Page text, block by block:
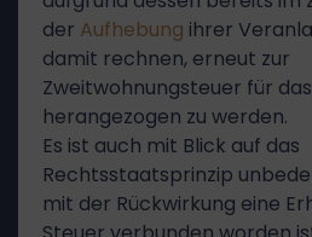
der Aufhebung ihrer
damit rechnen, erneut zur
Zweitwohnungsteuer für
herangezogen zu werden.
Es ist auch mit Blick auf das
Rechtsstaatsprinzip
mit der Rückwirkung eine